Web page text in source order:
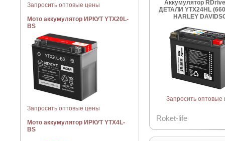
Запросить оптовые цены
Мото аккумулятор ИРКУТ YTX20L-
BS
Запросить оптовые цены
Мото аккумулятор ИРКУТ YTX4L-
BS
Аккумулятор
ДЕТАЛИ YTX24HL
HARLEY
Запросить оптовые
Roket-life